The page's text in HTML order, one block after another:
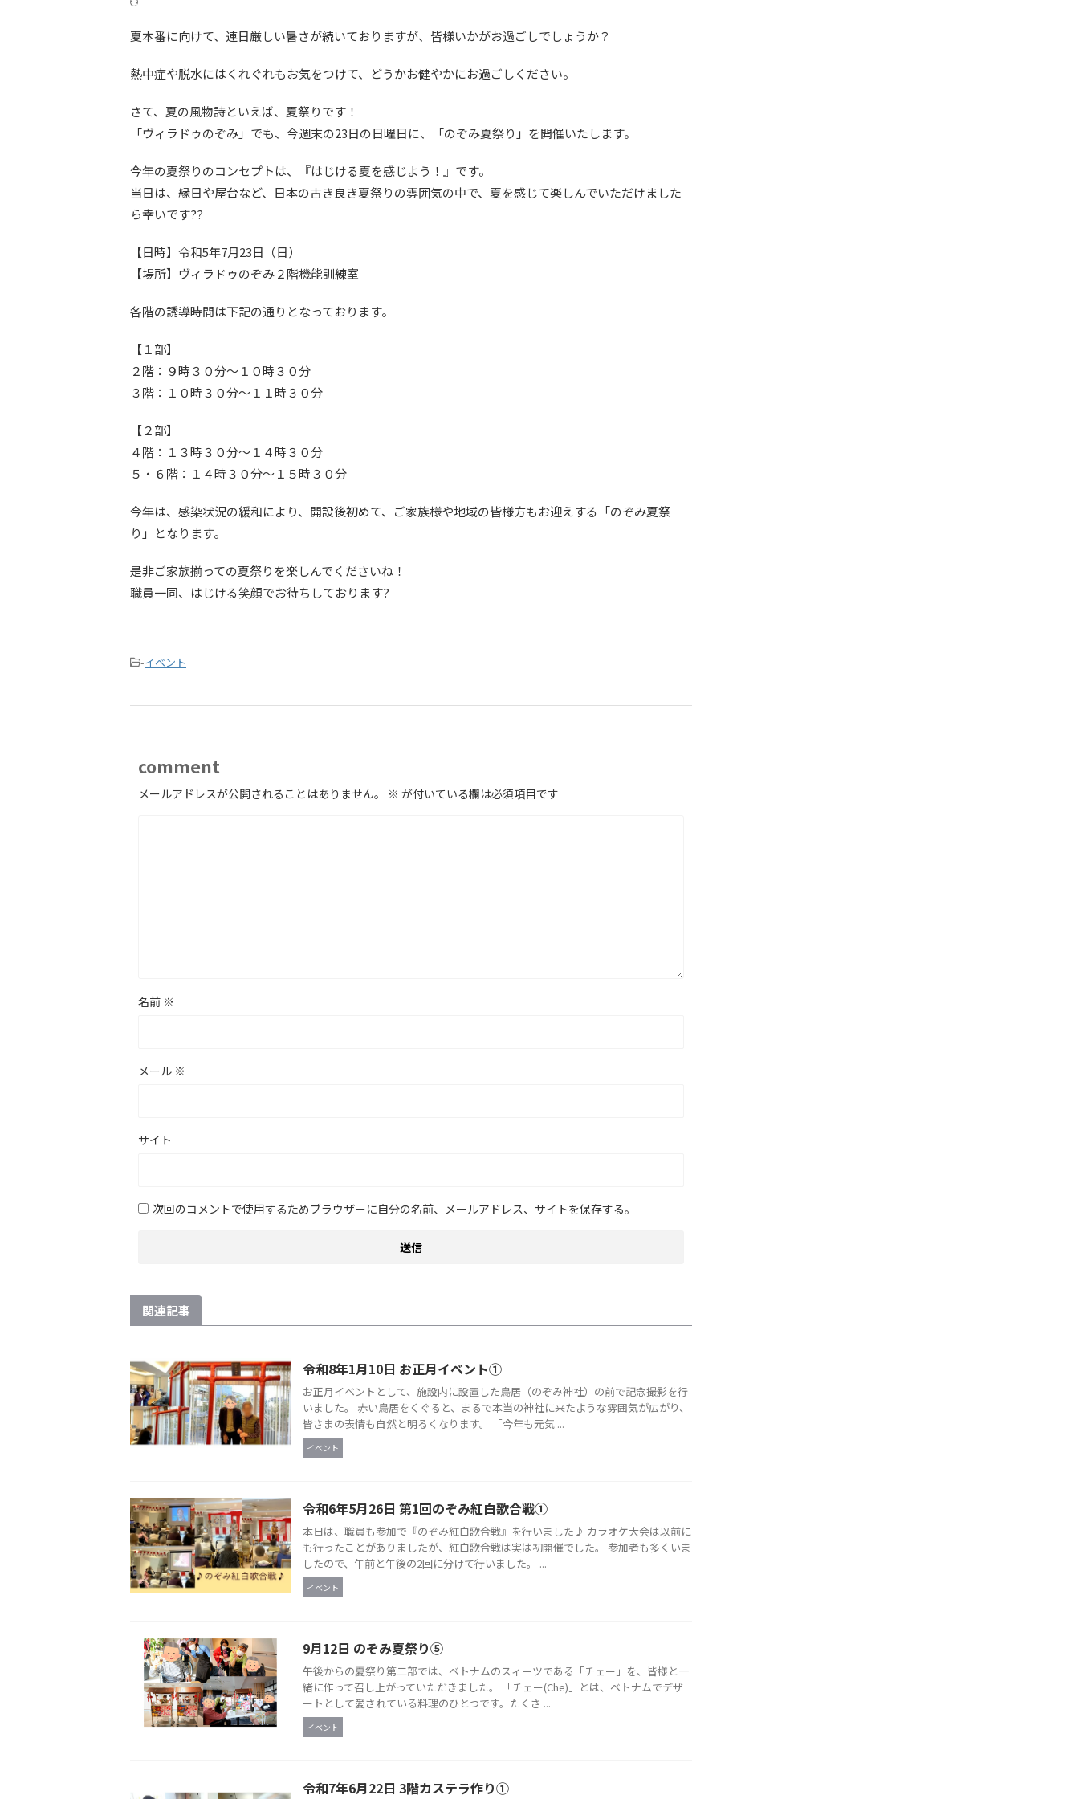
夏本番に向けて、連日厳しい暑さが続いておりますが、皆様いかがお過ごしでしょうか？
熱中症や脱水にはくれぐれもお気をつけて、どうかお健やかにお過ごしください。
さて、夏の風物詩といえば、夏祭りです！
「ヴィラドゥのぞみ」でも、今週末の23日の日曜日に、「のぞみ夏祭り」を開催いたします。
今年の夏祭りのコンセプトは、『はじける夏を感じよう！』です。
当日は、縁日や屋台など、日本の古き良き夏祭りの雰囲気の中で、夏を感じて楽しんでいただけました
ら幸いです??
【日時】令和5年7月23日（日）
【場所】ヴィラドゥのぞみ２階機能訓練室
各階の誘導時間は下記の通りとなっております。
【１部】
２階：９時３０分～１０時３０分
３階：１０時３０分～１１時３０分
【２部】
４階：１３時３０分～１４時３０分
５・６階：１４時３０分～１５時３０分
今年は、感染状況の緩和により、開設後初めて、ご家族様や地域の皆様方もお迎えする「のぞみ夏祭
り」となります。
是非ご家族揃っての夏祭りを楽しんでくださいね！
職員一同、はじける笑顔でお待ちしております?
-イベント
comment
メールアドレスが公開されることはありません。 ※ が付いている欄は必須項目です
名前 ※
メール ※
サイト
次回のコメントで使用するためブラウザーに自分の名前、メールアドレス、サイトを保存する。
関連記事
令和8年1月10日 お正月イベント①
お正月イベントとして、施設内に設置した鳥居（のぞみ神社）の前で記念撮影を行
いました。 赤い鳥居をくぐると、まるで本当の神社に来たような雰囲気が広がり、
皆さまの表情も自然と明るくなります。 「今年も元気 ...
イベント
令和6年5月26日 第1回のぞみ紅白歌合戦①
本日は、職員も参加で『のぞみ紅白歌合戦』を行いました♪ カラオケ大会は以前に
も行ったことがありましたが、紅白歌合戦は実は初開催でした。 参加者も多くいま
したので、午前と午後の2回に分けて行いました。 ...
イベント
9月12日 のぞみ夏祭り⑤
午後からの夏祭り第二部では、ベトナムのスィーツである「チェー」を、皆様と一
緒に作って召し上がっていただきました。 「チェー(Che)」とは、ベトナムでデザ
ートとして愛されている料理のひとつです。たくさ ...
イベント
令和7年6月22日 3階カステラ作り①